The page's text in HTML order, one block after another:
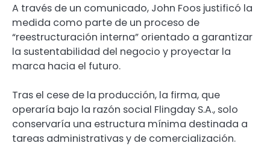
A través de un comunicado, John Foos justificó la
medida como parte de un proceso de
“reestructuración interna” orientado a garantizar
la sustentabilidad del negocio y proyectar la
marca hacia el futuro.
Tras el cese de la producción, la firma, que
operaría bajo la razón social Flingday S.A., solo
conservaría una estructura mínima destinada a
tareas administrativas y de comercialización.